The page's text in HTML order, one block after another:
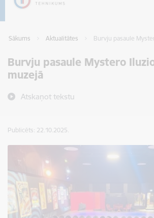
Sākums Aktualitātes Burvju pasaule
Burvju pasaule Mystero
muzejā
Atskaņot tekstu
Publicēts: 22.10.2025.